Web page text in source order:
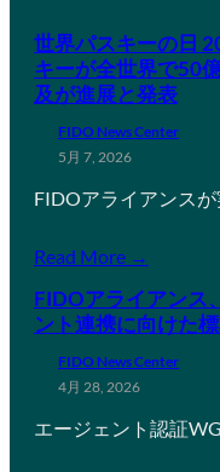
世界パスキーの日
キーが全世界で50
及が進展と発表
FIDO News Center
5月 7, 2026
FIDOアライアンスが
Read More →
FIDOアライアンス
ント連携に向けた
FIDO News Center
4月 28, 2026
エージェント認証